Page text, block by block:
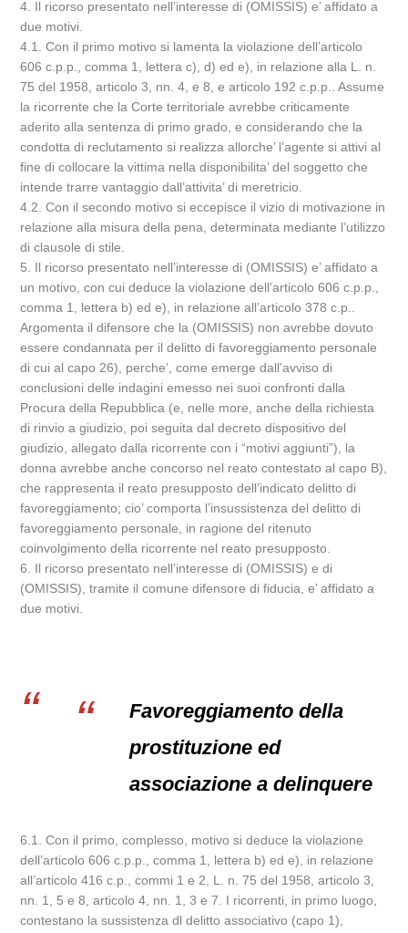
4. Il ricorso presentato nell’interesse di (OMISSIS) e’ affidato a
due motivi.
4.1. Con il primo motivo si lamenta la violazione dell’articolo
606 c.p.p., comma 1, lettera c), d) ed e), in relazione alla L. n.
75 del 1958, articolo 3, nn. 4, e 8, e articolo 192 c.p.p.. Assume
la ricorrente che la Corte territoriale avrebbe criticamente
aderito alla sentenza di primo grado, e considerando che la
condotta di reclutamento si realizza allorche’ l’agente si attivi al
fine di collocare la vittima nella disponibilita’ del soggetto che
intende trarre vantaggio dall’attivita’ di meretricio.
4.2. Con il secondo motivo si eccepisce il vizio di motivazione in
relazione alla misura della pena, determinata mediante l’utilizzo
di clausole di stile.
5. Il ricorso presentato nell’interesse di (OMISSIS) e’ affidato a
un motivo, con cui deduce la violazione dell’articolo 606 c.p.p.,
comma 1, lettera b) ed e), in relazione all’articolo 378 c.p..
Argomenta il difensore che la (OMISSIS) non avrebbe dovuto
essere condannata per il delitto di favoreggiamento personale
di cui al capo 26), perche’, come emerge dall’avviso di
conclusioni delle indagini emesso nei suoi confronti dalla
Procura della Repubblica (e, nelle more, anche della richiesta
di rinvio a giudizio, poi seguita dal decreto dispositivo del
giudizio, allegato dalla ricorrente con i “motivi aggiunti”), la
donna avrebbe anche concorso nel reato contestato al capo B),
che rappresenta il reato presupposto dell’indicato delitto di
favoreggiamento; cio’ comporta l’insussistenza del delitto di
favoreggiamento personale, in ragione del ritenuto
coinvolgimento della ricorrente nel reato presupposto.
6. Il ricorso presentato nell’interesse di (OMISSIS) e di
(OMISSIS), tramite il comune difensore di fiducia, e’ affidato a
due motivi.
Favoreggiamento della
prostituzione ed
associazione a delinquere
6.1. Con il primo, complesso, motivo si deduce la violazione
dell’articolo 606 c.p.p., comma 1, lettera b) ed e), in relazione
all’articolo 416 c.p., commi 1 e 2, L. n. 75 del 1958, articolo 3,
nn. 1, 5 e 8, articolo 4, nn. 1, 3 e 7. I ricorrenti, in primo luogo,
contestano la sussistenza dl delitto associativo (capo 1),